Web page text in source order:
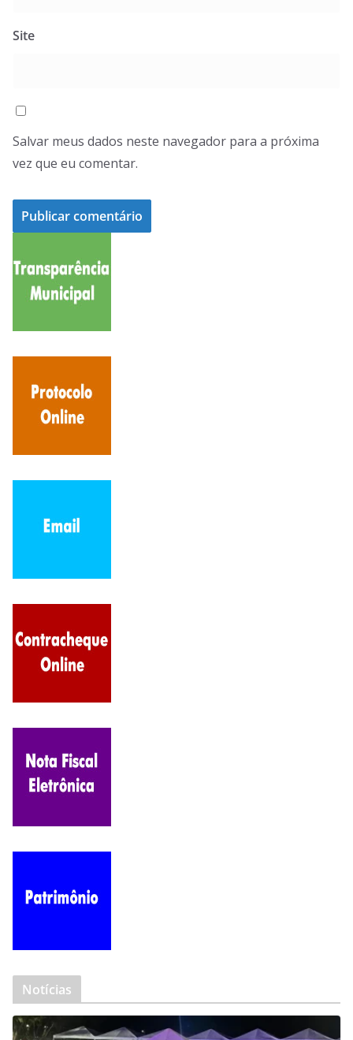
Site
Salvar meus dados neste navegador para a próxima
vez que eu comentar.
Notícias